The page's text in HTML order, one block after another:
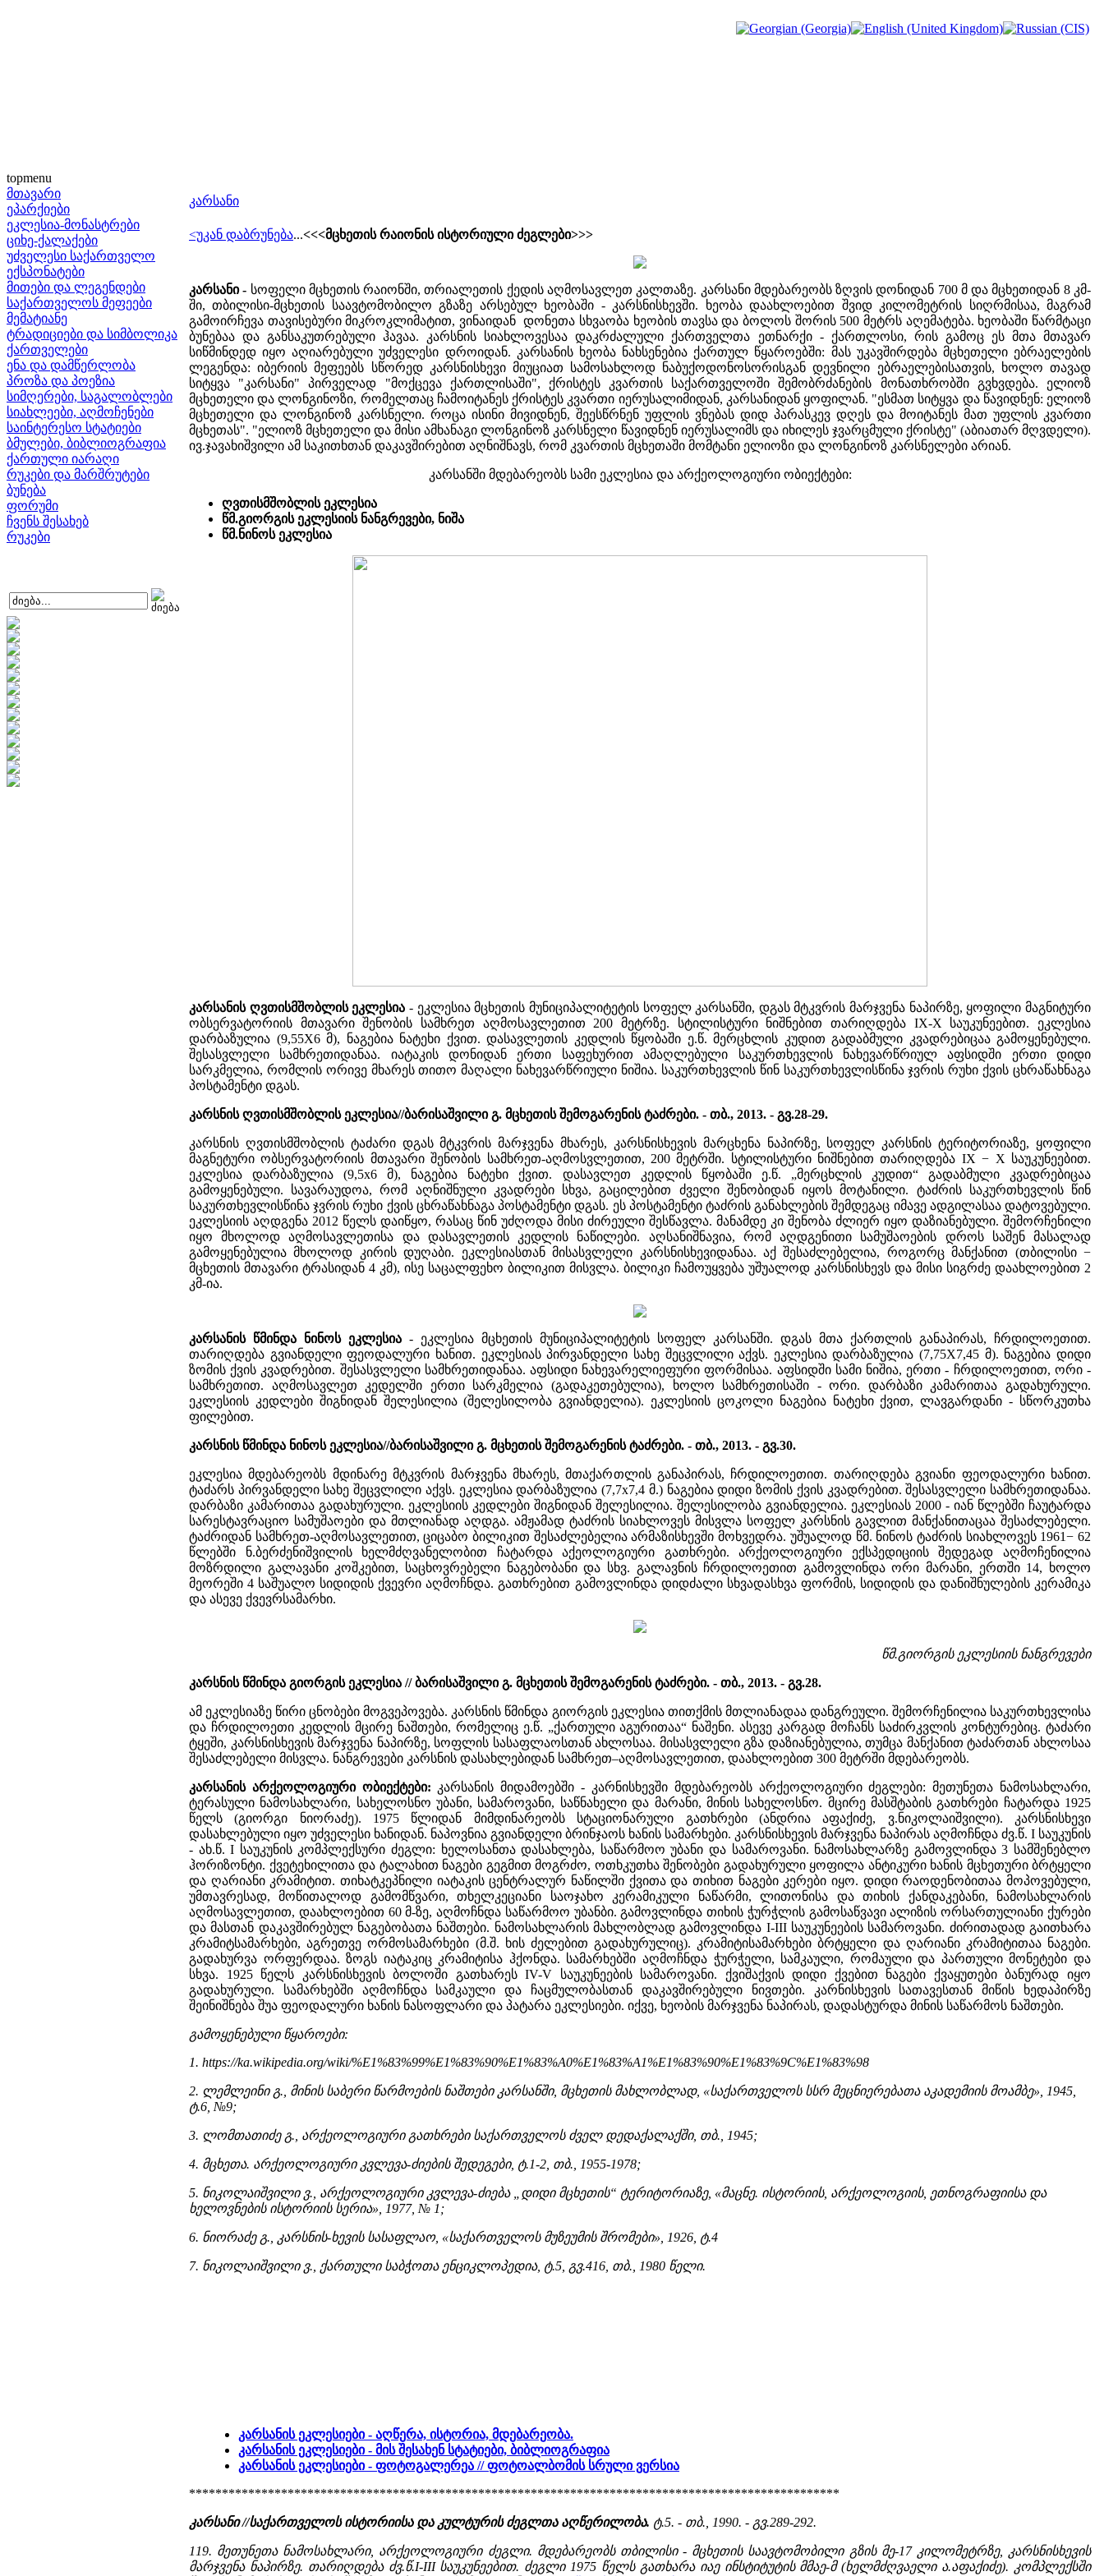
topmenu
მთავარი
ეპარქიები
ეკლესია-მონასტრები
ციხე-ქალაქები
უძველესი საქართველო
ექსპონატები
მითები და ლეგენდები
საქართველოს მეფეები
მემატიანე
ტრადიციები და სიმბოლიკა
ქართველები
ენა და დამწერლობა
პროზა და პოეზია
სიმღერები, საგალობლები
სიახლეები, აღმოჩენები
საინტერესო სტატიები
ბმულები, ბიბლიოგრაფია
ქართული იარაღი
რუკები და მარშრუტები
ბუნება
ფორუმი
ჩვენს შესახებ
რუკები
კარსანი
<უკან დაბრუნება...<<<მცხეთის რაიონის ისტორიული ძეგლები>>>
კარსანი - სოფელი მცხეთის რაიონში, თრიალეთის ქედის აღმოსავლეთ კალთაზე. კარსანი მდებარეობს ზღვის დონიდან 700 მ და მცხეთიდან 8 კმ-
ში, თბილისი-მცხეთის საავტომობილო გზაზე არსებულ ხეობაში - კარსნისხევში. ხეობა დაახლოებით შვიდ კილომეტრის სიღრმისაა, მაგრამ
გამოირჩევა თავისებური მიკროკლიმატით, ვინაიდან დონეთა სხვაობა ხეობის თავსა და ბოლოს შორის 500 მეტრს აღემატება. ხეობაში წარმტაცი
ბუნებაა და განსაკუთრებული ჰავაა. კარსნის სიახლოვესაა დაკრძალული ქართველთა ეთნარქი - ქართლოსი, რის გამოც ეს მთა მთავარ
სიწმინდედ იყო აღიარებული უძველესი დროიდან. კარსანის ხეობა ნახსენებია ქართულ წყაროებში: მას უკავშირდება მცხეთელი ებრაელების
ლეგენდა: იბერიის მეფეებს სწორედ კარსნისხევი მიუციათ სამოსახლოდ ნაბუქოდონოსორისგან დევნილი ებრაელებისათვის, ხოლო თავად
სიტყვა "კარსანი" პირველად "მოქცევა ქართლისაში", ქრისტეს კვართის საქართველოში შემობრძანების მონათხრობში გვხვდება. ელიოზ
მცხეთელი და ლონგინოზი, რომელთაც ჩამოიტანეს ქრისტეს კვართი იერუსალიმიდან, კარსანიდან ყოფილან. "ესმათ სიტყვა და წავიდნენ: ელიოზ
მცხეთელი და ლონგინოზ კარსნელი. როცა ისინი მივიდნენ, შეესწრნენ უფლის ვნებას დიდ პარასკევ დღეს და მოიტანეს მათ უფლის კვართი
მცხეთას". "ელიოზ მცხეთელი და მისი ამხანაგი ლონგინოზ კარსნელი წავიდნენ იერუსალიმს და იხილეს ჯვარცმული ქრისტე" (აბიათარ მღვდელი).
ივ.ჯავახიშვილი ამ საკითხთან დაკავშირებით აღნიშნავს, რომ კვართის­ მცხეთაში მომტანი ელიოზი და ლონგინოზ კარსნელები არიან.
კარსანში მდებარეობს სამი ეკლესია და არქეოლოგიური ობიექტები:
ღვთისმშობლის ეკლესია
წმ.გიორგის ეკლესიის ნანგრევები, ნიშა
წმ.ნინოს ეკლესია
კარსანის ღვთისმშობლის ეკლესია - ეკლესია მცხეთის მუნიციპალიტეტის სოფელ კარსანში, დგას მტკვრის მარჯვენა ნაპირზე, ყოფილი მაგნიტური
ობსერვატორიის მთავარი შენობის სამხრეთ აღმოსავლეთით 200 მეტრზე. სტილისტური ნიშნებით თარიღდება IX-X საუკუნეებით. ეკლესია
დარბაზულია (9,55X6 მ), ნაგებია ნატეხი ქვით. დასავლეთის კედლის წყობაში ე.წ. მერცხლის კუდით გადაბმული კვადრებიცაა გამოყენებული.
შესასვლელი სამხრეთიდანაა. იატაკის დონიდან ერთი საფეხურით ამაღლებული საკურთხევლის ნახევარწრიულ აფსიდში ერთი დიდი
სარკმელია, რომლის ორივე მხარეს თითო მაღალი ნახევარწრიული ნიშია. საკურთხევლის წინ საკურთხევლისწინა ჯვრის რუხი ქვის ცხრაწახნაგა
პოსტამენტი დგას.
კარსნის ღვთისმშობლის ეკლესია//ბარისაშვილი გ. მცხეთის შემოგარენის ტაძრები. - თბ., 2013. - გვ.28-29.
კარსნის ღვთისმშობლის ტაძარი დგას მტკვრის მარჯვენა მხარეს, კარსნისხევის მარცხენა ნაპირზე, სოფელ კარსნის ტერიტორიაზე, ყოფილი
მაგნეტური ობსერვატორიის მთავარი შენობის სამხრეთ-აღმოსვლეთით, 200 მეტრში. სტილისტური ნიშნებით თარიღდება IX − X საუკუნეებით.
ეკლესია დარბაზულია (9,5x6 მ), ნაგებია ნატეხი ქვით. დასავლეთ კედლის წყობაში ე.წ. „მერცხლის კუდით“ გადაბმული კვადრებიცაა
გამოყენებული. სავარაუდოა, რომ აღნიშნული კვადრები სხვა, გაცილებით ძველი შენობიდან იყოს მოტანილი. ტაძრის საკურთხევლის წინ
საკურთხევლისწინა ჯვრის რუხი ქვის ცხრაწახნაგა პოსტამენტი დგას. ეს პოსტამენტი ტაძრის განახლების შემდეგაც იმავე ადგილასაა დატოვებული.
ეკლესიის აღდგენა 2012 წელს დაიწყო, რასაც წინ უძღოდა მისი ძირეული შესწავლა. მანამდე კი შენობა ძლიერ იყო დაზიანებული. შემორჩენილი
იყო მხოლოდ აღმოსავლეთისა და დასავლეთის კედლის ნაწილები. აღსანიშნავია, რომ აღდგენითი სამუშაოების დროს საშენ მასალად
გამოყენებულია მხოლოდ კირის დუღაბი. ეკლესიასთან მისასვლელი კარსნისხევიდანაა. აქ შესაძლებელია, როგორც მანქანით (თბილისი −
მცხეთის მთავარი ტრასიდან 4 კმ), ისე საცალფეხო ბილიკით მისვლა. ბილიკი ჩამოუყვება უშუალოდ კარსნისხევს და მისი სიგრძე დაახლოებით 2
კმ-ია.
კარსანის წმინდა ნინოს ეკლესია - ეკლესია მცხეთის მუნიციპალიტეტის სოფელ კარსანში. დგას მთა ქართლის განაპირას, ჩრდილოეთით.
თარიღდება გვიანდელი ფეოდალური ხანით. ეკლესიას პირვანდელი სახე შეცვლილი აქვს. ეკლესია დარბაზულია (7,75X7,45 მ). ნაგებია დიდი
ზომის ქვის კვადრებით. შესასვლელი სამხრეთიდანაა. აფსიდი ნახევარელიეფური ფორმისაა. აფსიდში სამი ნიშია, ერთი - ჩრდილოეთით, ორი -
სამხრეთით. აღმოსავლეთ კედელში ერთი სარკმელია (გადაკეთებულია), ხოლო სამხრეთისაში - ორი. დარბაზი კამარითაა გადახურული.
ეკლესიის კედლები შიგნიდან შელესილია (შელესილობა გვიანდელია). ეკლესიის ცოკოლი ნაგებია ნატეხი ქვით, ლავგარდანი - სწორკუთხა
ფილებით.
კარსნის წმინდა ნინოს ეკლესია//ბარისაშვილი გ. მცხეთის შემოგარენის ტაძრები. - თბ., 2013. - გვ.30.
ეკლესია მდებარეობს მდინარე მტკვრის მარჯვენა მხარეს, მთაქართლის განაპირას, ჩრდილოეთით. თარიღდება გვიანი ფეოდალური ხანით.
ტაძარს პირვანდელი სახე შეცვლილი აქვს. ეკლესია დარბაზულია (7,7x7,4 მ.) ნაგებია დიდი ზომის ქვის კვადრებით. შესასვლელი სამხრეთიდანაა.
დარბაზი კამარითაა გადახურული. ეკლესიის კედლები შიგნიდან შელესილია. შელესილობა გვიანდელია. ეკლესიას 2000 - იან წლებში ჩაუტარდა
სარესტავრაციო სამუშაოები და მთლიანად აღდგა. ამჟამად ტაძრის სიახლოვეს მისვლა სოფელ კარსნის გავლით მანქანითაცაა შესაძლებელი.
ტაძრიდან სამხრეთ-აღმოსავლეთით, ციცაბო ბილიკით შესაძლებელია არმაზისხევში მოხვედრა. უშუალოდ წმ. ნინოს ტაძრის სიახლოვეს 1961− 62
წლებში ნ.ბერძენიშვილის ხელმძღვანელობით ჩატარდა აქეოლოგიური გათხრები. არქეოლოგიური ექსპედიციის შედეგად აღმოჩენილია
მოზრდილი გალავანი კოშკებით, საცხოვრებელი ნაგებობანი და სხვ. გალავნის ჩრდილოეთით გამოვლინდა ორი მარანი, ერთში 14, ხოლო
მეორეში 4 საშუალო სიდიდის ქვევრი აღმოჩნდა. გათხრებით გამოვლინდა დიდძალი სხვადასხვა ფორმის, სიდიდის და დანიშნულების კერამიკა
და ასევე ქვევრსამარხი.
წმ.გიორგის ეკლესიის ნანგრევები
კარსნის წმინდა გიორგის ეკლესია // ბარისაშვილი გ. მცხეთის შემოგარენის ტაძრები. - თბ., 2013. - გვ.28.
ამ ეკლესიაზე წირი ცნობები მოგვეპოვება. კარსნის წმინდა გიორგის ეკლესია თითქმის მთლიანადაა დანგრეული. შემორჩენილია საკურთხევლისა
და ჩრდილოეთი კედლის მცირე ნაშთები, რომელიც ე.წ. „ქართული აგურითაა“ ნაშენი. ასევე კარგად მოჩანს საძირკვლის კონტურებიც. ტაძარი
ტყეში, კარსნისხევის მარჯვენა ნაპირზე, სოფლის სასაფლაოსთან ახლოსაა. მისასვლელი გზა დაზიანებულია, თუმცა მანქანით ტაძართან ახლოსაა
შესაძლებელი მისვლა. ნანგრევები კარსნის დასახლებიდან სამხრეთ–აღმოსავლეთით, დაახლოებით 300 მეტრში მდებარეობს.
კარსანის არქეოლოგიური ობიექტები: კარსანის მიდამოებში - კარნისხევში მდებარეობს არქეოლოგიური ძეგლები: მეთუნეთა ნამოსახლარი,
ტერასული ნამოსახლარი, სახელოსნო უბანი, სამაროვანი, საწნახელი და მარანი, მინის სახელოსნო. მცირე მასშტაბის გათხრები ჩატარდა 1925
წელს (გიორგი ნიორაძე). 1975 წლიდან მიმდინარეობს სტაციონარული გათხრები (ანდრია აფაქიძე, ვ.ნიკოლაიშვილი). კარსნისხევი
დასახლებული იყო უძველესი ხანიდან. ნაპოვნია გვიანდელი ბრინჯაოს ხანის სამარხები. კარსნისხევის მარჯვენა ნაპირას აღმოჩნდა ძვ.წ. I საუკუნის
- ახ.წ. I საუკუნის კომპლექსური ძეგლი: ხელოსანთა დასახლება, საწარმოო უბანი და სამაროვანი. ნამოსახლარზე გამოვლინდა 3 სამშენებლო
ჰორიზონტი. ქვეტეხილითა და ტალახით ნაგები გეგმით მოგრძო, ოთხკუთხა შენობები გადახურული ყოფილა ანტიკური ხანის მცხეთური ბრტყელი
და ღარიანი კრამიტით. თიხატკეპნილი იატაკის ცენტრალურ ნაწილში ქვითა და თიხით ნაგები კერები იყო. დიდი რაოდენობითაა მოპოვებული,
უმთავრესად, მოწითალოდ გამომწვარი, თხელკეციანი საოჯახო კერამიკული ნაწარმი, ლითონისა და თიხის ქანდაკებანი, ნამოსახლარის
აღმოსავლეთით, დაახლოებით 60 მ-ზე, აღმოჩნდა საწარმოო უბანბი. გამოვლინდა თიხის ჭურჭლის გამოსაწვავი ალიზის ორსართულიანი ქურები
და მასთან დაკავშირებულ ნაგებობათა ნაშთები. ნამოსახლარის მახლობლად გამოვლინდა I-III საუკუნეების სამაროვანი. ძირითადად გაითხარა
კრამიტსამარხები, აგრეთვე ორმოსამარხები (მ.შ. ხის ძელებით გადახურულიც). კრამიტისამარხები ბრტყელი და ღარიანი კრამიტითაა ნაგები.
გადახურვა ორფერდაა. ზოგს იატაკიც კრამიტისა ჰქონდა. სამარხებში აღმოჩნდა ჭურჭელი, სამკაული, რომაული და პართული მონეტები და
სხვა. 1925 წელს კარსნისხევის ბოლოში გათხარეს IV-V საუკუნეების სამაროვანი. ქვიშაქვის დიდი ქვებით ნაგები ქვაყუთები ბანურად იყო
გადახურული. სამარხებში აღმოჩნდა სამკაული და ჩაცმულობასთან დაკავშირებული ნივთები. კარნისხევის სათავესთან მიწის ხედაპირზე
შეინიშნება შუა ფეოდალური ხანის ნასოფლარი და პატარა ეკლესიები. იქვე, ხეობის მარჯვენა ნაპირას, დადასტურდა მინის საწარმოს ნაშთები.
გამოყენებული წყაროები:
1. https://ka.wikipedia.org/wiki/%E1%83%99%E1%83%90%E1%83%A0%E1%83%A1%E1%83%90%E1%83%9C%E1%83%98
2. ლემლეინი გ., მინის საბერი წარმოების ნაშთები კარსანში, მცხეთის მახლობლად, «საქართველოს სსრ მეცნიერებათა აკადემიის მოამბე», 1945,
ტ.6, №9;
3. ლომთათიძე გ., არქეოლოგიური გათხრები საქართველოს ძველ დედაქალაქში, თბ., 1945;
4. მცხეთა. არქეოლოგიური კვლევა-ძიების შედეგები, ტ.1-2, თბ., 1955-1978;
5. ნიკოლაიშვილი ვ., არქეოლოგიური კვლევა-ძიება „დიდი მცხეთის“ ტერიტორიაზე, «მაცნე. ისტორიის, არქეოლოგიის, ეთნოგრაფიისა და
ხელოვნების ისტორიის სერია», 1977, № 1;
6. ნიორაძე გ., კარსნის-ხევის სასაფლაო, «საქართველოს მუზეუმის შრომები», 1926, ტ.4
7. ნიკოლაიშვილი ვ., ქართული საბჭოთა ენციკლოპედია, ტ.5, გვ.416, თბ., 1980 წელი.
კარსანის ეკლესიები - აღწერა, ისტორია, მდებარეობა.
კარსანის ეკლესიები - მის შესახენ სტატიები, ბიბლიოგრაფია
კარსანის ეკლესიები - ფოტოგალერეა //ფოტოალბომის სრული ვერსია
***************************************************************************************************
კარსანი //საქართველოს ისტორიისა და კულტურის ძეგლთა აღწერილობა. ტ.5. - თბ., 1990. - გვ.289-292.
119. მეთუნეთა ნამოსახლარი, არქეოლოგიური ძეგლი. მდებარეობს თბილისი - მცხეთის საავტომობილი გზის მე-17 კილომეტრზე, კარსნისხევის
მარჯვენა ნაპირზე. თარიღდება ძვ.წ.I-III საუკუნეებით. ძეგლი 1975 წელს გათხარა იაე ინსტიტუტის მმაე-მ (ხელმძღვაელი ა.აფაქიძე). კომპლექსში